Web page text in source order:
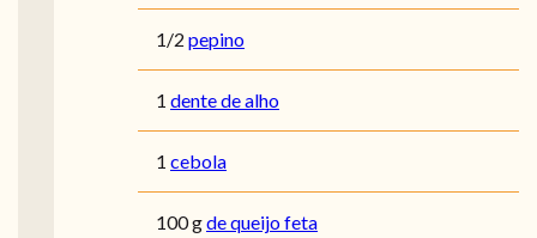
1/2 pepino
1 dente de alho
1 cebola
100gde queijo feta